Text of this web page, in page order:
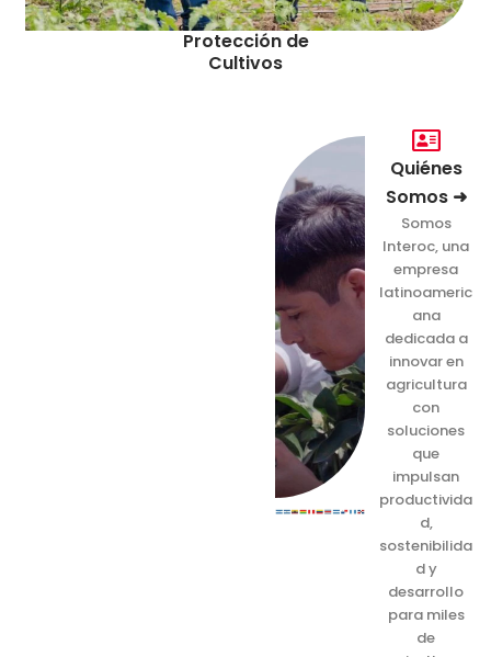
Protección de
Cultivos
Quiénes
Somos ➜
Somos
Interoc, una
empresa
latinoameric
ana
dedicada a
innovar en
agricultura
con
soluciones
que
impulsan
productivida
d,
sostenibilida
d y
desarrollo
para miles
de